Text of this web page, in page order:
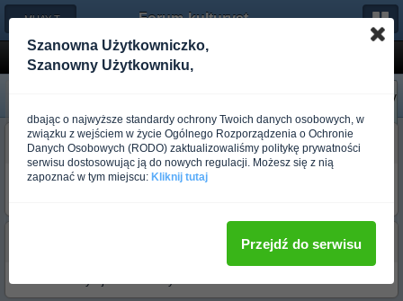
← MUAY THAI, BOKS, KICKBOXING, K-1 Forum-kulturystyka.pl
Box - Kickboxing
Poprzedni
Następny
»
budo_bruce lee
Ponad rok temu
Oprócz głosowania w ankiecie uzasadniajcie dlaczego akurat na to
Szanowna Użytkowniczko,
Szanowny Użytkowniku,
dbając o najwyższe standardy ochrony Twoich danych osobowych, w
związku z wejściem w życie Ogólnego Rozporządzenia o Ochronie
Danych Osobowych (RODO) zaktualizowaliśmy politykę prywatności
serwisu dostosowując ją do nowych regulacji. Możesz się z nią
zapoznać w tym miejscu: Kliknij tutaj
Przejdź do serwisu